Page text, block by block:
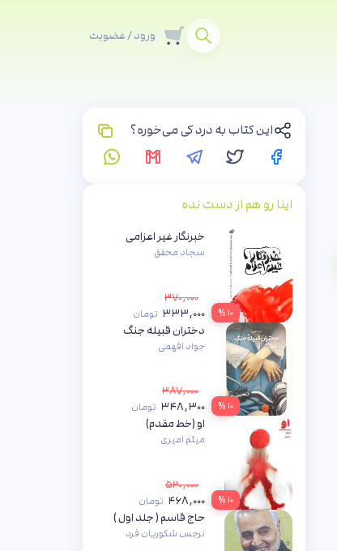
ورود / عضویت
این کتاب به درد کی می‌خوره؟
اینا رو هم از دست نده
۱۰ %
خبرنگار غیر اعزامی
سجاد محقق
۳۷۰,۰۰۰
۳۳۳,۰۰۰ تومان
۱۰ %
دختران قبیله جنگ
جواد افهمی
۳۸۷,۰۰۰
۳۴۸,۳۰۰ تومان
۱۰ %
او (خط مقدم)
میثم امیری
۵۲۰,۰۰۰
۴۶۸,۰۰۰ تومان
حاج قاسم ( جلد اول )
نرجس شکوریان فرد